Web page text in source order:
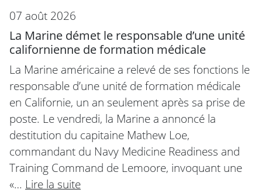
07 août 2026
La Marine démet le responsable d’une unité
californienne de formation médicale
La Marine américaine a relevé de ses fonctions le
responsable d’une unité de formation médicale
en Californie, un an seulement après sa prise de
poste. Le vendredi, la Marine a annoncé la
destitution du capitaine Mathew Loe,
commandant du Navy Medicine Readiness and
Training Command de Lemoore, invoquant une
«… Lire la suite